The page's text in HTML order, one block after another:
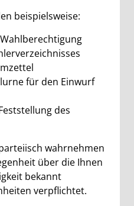
beispielsweise:
für den Einwurf
des
wahrnehmen
über die Ihnen
bekannt
verpflichtet.